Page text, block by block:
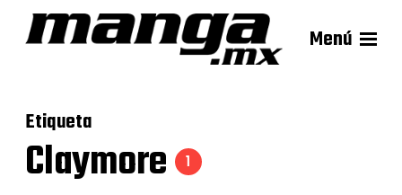
Menú
Etiqueta
Claymore 1